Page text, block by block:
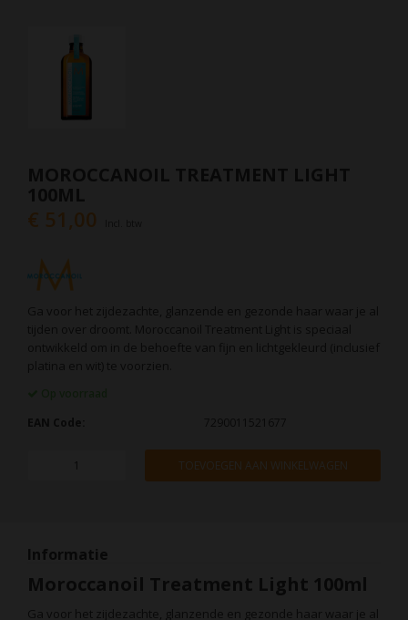
€ 51,00
TOEVOEGEN AAN WINKELWAGEN
Informatie
Moroccanoil Treatment Light 100ml
Ga voor het zijdezachte, glanzende en gezonde haar waar je al